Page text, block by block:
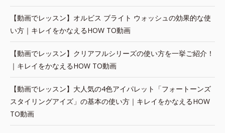
【動画でレッスン】オルビス ブライト ウォッシュの効果的な使
い方｜キレイをかなえるHOW TO動画
【動画でレッスン】クリアフルシリーズの使い方を一挙ご紹介！
｜キレイをかなえるHOW TO動画
【動画でレッスン】大人気の4色アイパレット「フォートーンズ
スタイリングアイズ」の基本の使い方｜キレイをかなえるHOW
TO動画